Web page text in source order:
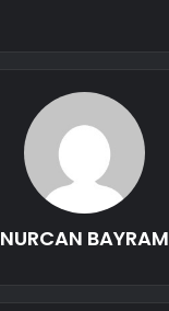
NURCAN BAYRAM